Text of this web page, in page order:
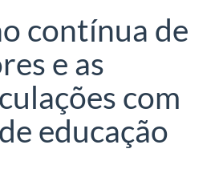
contínua de
e as
com
educação